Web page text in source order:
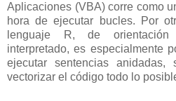
Aplicaciones (VBA) corre como
hora de ejecutar bucles. Por
lenguaje R, de
interpretado, es especialmente
ejecutar sentencias
vectorizar el código todo lo